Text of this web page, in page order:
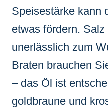
Speisestärke kann
etwas fördern.
unerlässlich zum
Braten brauchen
– das Öl ist
goldbraune und